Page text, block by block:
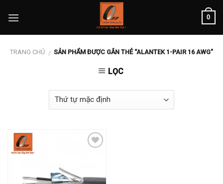
0
TRANG CHỦ / SẢN PHẨM ĐƯỢC GẮN THẺ “ALANTEK 1-PAIR 16 AWG”
LỌC
wishlist